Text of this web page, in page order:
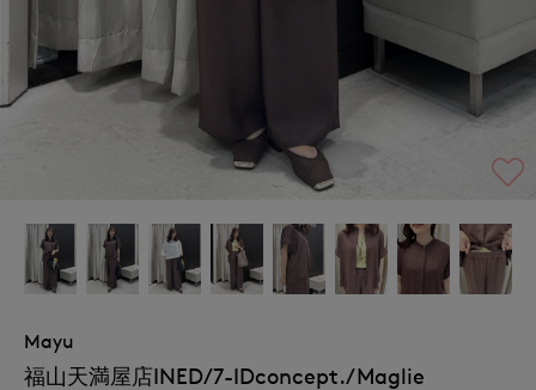
Mayu
福山天満屋店INED/7-IDconcept./Maglie